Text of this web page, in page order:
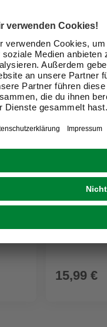
FLOWERBOX
15,99 €